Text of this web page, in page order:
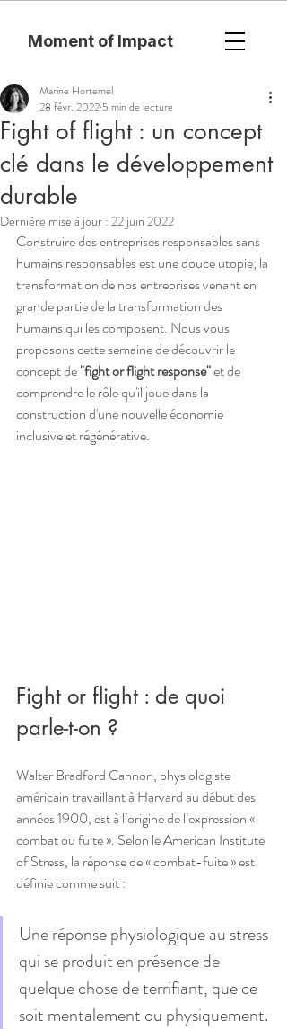
Moment of Impact
Fight of flight : un concept
clé dans le développement
durable
Marine Hortemel
28 févr. 2022 5 min de lecture
Dernière mise à jour : 22 juin 2022
Construire des entreprises responsables sans
humains responsables est une douce utopie; la
transformation de nos entreprises venant en
grande partie de la transformation des
humains qui les composent. Nous vous
proposons cette semaine de découvrir le
concept de "fight or flight response" et de
comprendre le rôle qu'il joue dans la
construction d'une nouvelle économie
inclusive et régénérative.
Fight or flight : de quoi
parle-t-on ?
Walter Bradford Cannon, physiologiste
américain travaillant à Harvard au début des
années 1900, est à l’origine de l’expression «
combat ou fuite ». Selon le American Institute
of Stress, la réponse de « combat-fuite » est
définie comme suit :
Une réponse physiologique au stress
qui se produit en présence de
quelque chose de terrifiant, que ce
soit mentalement ou physiquement.